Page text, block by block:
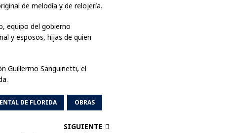
de melodía y de relojería.
equipo del gobierno
y esposos, hijas de quien
Guillermo Sanguinetti, el
DE FLORIDA OBRAS
SIGUIENTE